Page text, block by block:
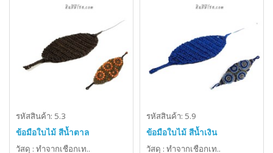
รหัสสินค้า: 5.3
ข้อมือใบไม้ สีน้ำตาล
วัสดุ : ทำจากเชือกเท..
รหัสสินค้า: 5.9
ข้อมือใบไม้ สีน้ำเงิน
วัสดุ : ทำจากเชือกเท..